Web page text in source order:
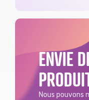
ENVIE
Nous